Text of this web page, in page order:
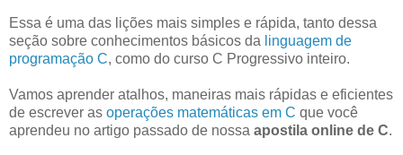
Essa é uma das lições mais simples e rápida, tanto dessa
seção sobre conhecimentos básicos da linguagem de
programação C, como do curso C Progressivo inteiro.
Vamos aprender atalhos, maneiras mais rápidas e eficientes
de escrever as operações matemáticas em C que você
aprendeu no artigo passado de nossa apostila online de C.